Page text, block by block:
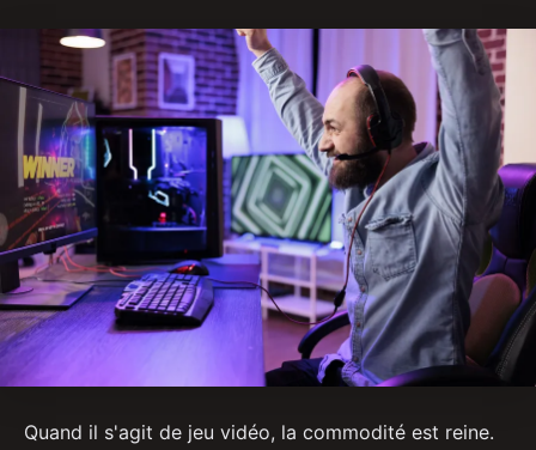
Quand il s'agit de jeu vidéo, la commodité est reine.